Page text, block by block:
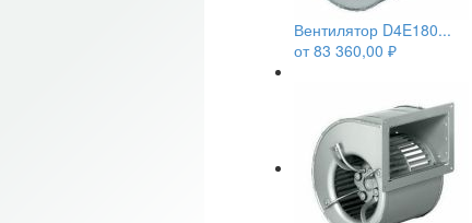
Вентилятор D4E180...
от83 360,00 ₽